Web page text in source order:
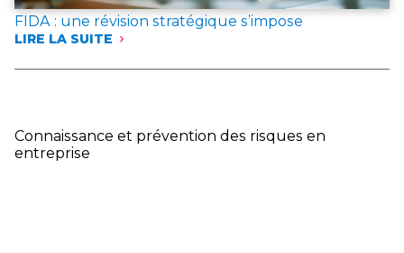
FIDA : une révision stratégique s’impose
LIRE LA SUITE
:
STRATÉGIQUE
S’IMPOSE
Connaissance et prévention des risques en
entreprise